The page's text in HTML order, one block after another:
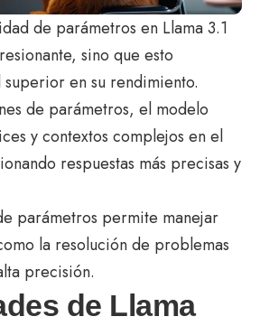
de parámetros en Llama 3.1
sino que esto
en su rendimiento.
de parámetros, el modelo
y contextos complejos en el
respuestas más precisas y
parámetros permite manejar
la resolución de problemas
precisión.
de Llama